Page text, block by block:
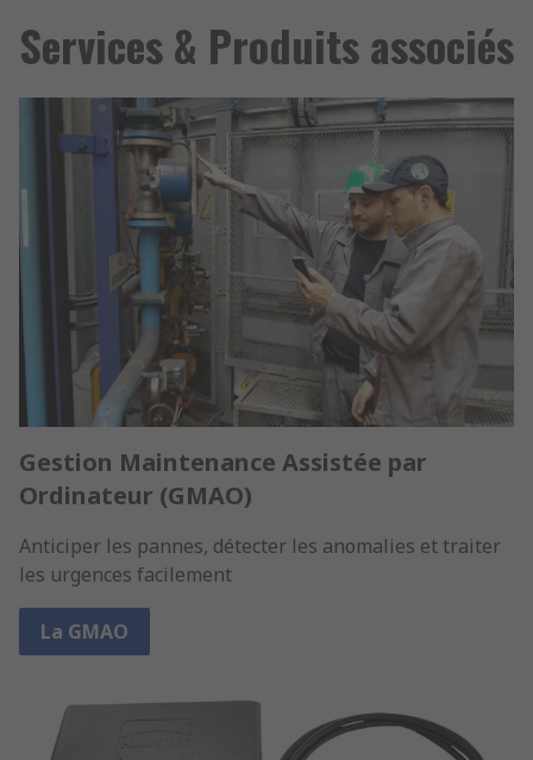
Services & Produits associés
Gestion Maintenance Assistée par
Ordinateur (GMAO)
Anticiper les pannes, détecter les anomalies et traiter
les urgences facilement
La GMAO